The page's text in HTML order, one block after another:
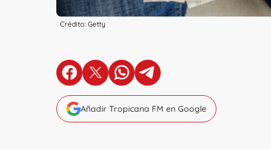
Crédito: Getty
en Facebook
en X en Whatsapp
en Telegram
Añadir Tropicana FM en Google